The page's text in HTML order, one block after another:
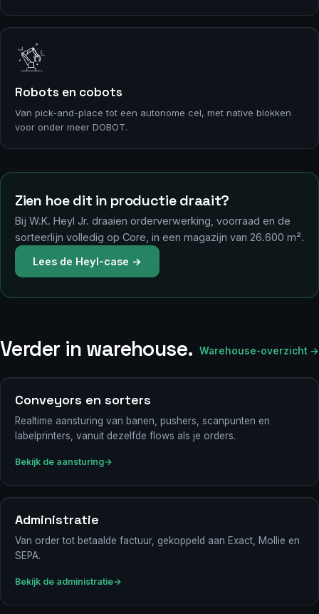
Robots en cobots
Van pick-and-place tot een autonome cel, met native blokken
voor onder meer DOBOT.
Zien hoe dit in productie draait?
Bij W.K. Heyl Jr. draaien orderverwerking, voorraad en de
sorteerlijn volledig op Core, in een magazijn van 26.600 m².
Lees de Heyl-case →
Verder in warehouse. Warehouse-overzicht →
Conveyors en sorters
Realtime aansturing van banen, pushers, scanpunten en
labelprinters, vanuit dezelfde flows als je orders.
Bekijk de aansturing
Administratie
Van order tot betaalde factuur, gekoppeld aan Exact, Mollie en
SEPA.
Bekijk de administratie